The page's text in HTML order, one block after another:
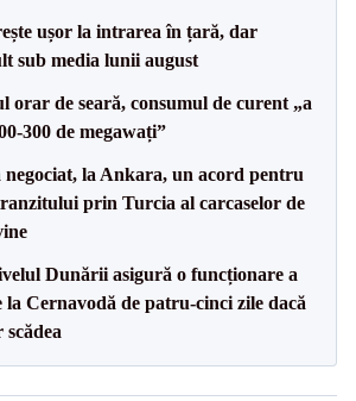
ușor la intrarea în țară, dar
sub media lunii august
orar de seară, consumul de curent „a
300 de megawați”
negociat, la Ankara, un acord pentru
prin Turcia al carcaselor de
Dunării asigură o funcționare a
la Cernavodă de patru-cinci zile dacă
scădea